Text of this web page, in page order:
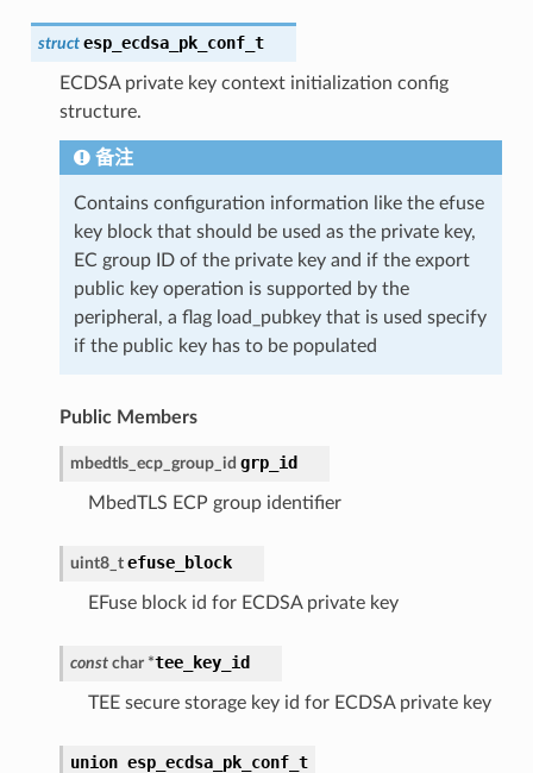
struct esp_ecdsa_pk_conf_t
ECDSA private key context initialization config
structure.
备注
Contains configuration information like the efuse
key block that should be used as the private key,
EC group ID of the private key and if the export
public key operation is supported by the
peripheral, a flag load_pubkey that is used specify
if the public key has to be populated
Public Members
mbedtls_ecp_group_id grp_id
MbedTLS ECP group identifier
uint8_t efuse_block
EFuse block id for ECDSA private key
const char *tee_key_id
TEE secure storage key id for ECDSA private key
union esp_ecdsa_pk_conf_t